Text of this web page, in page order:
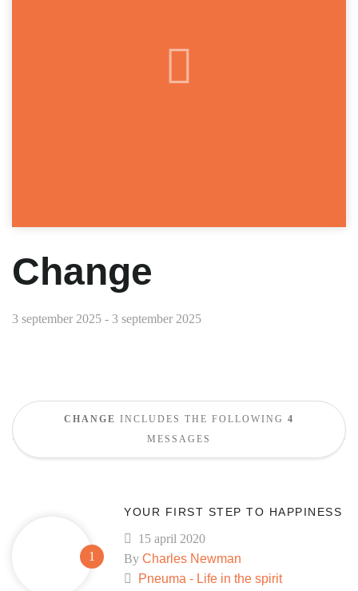
Change
3 september 2025 - 3 september 2025
CHANGE INCLUDES THE FOLLOWING 4
MESSAGES
YOUR FIRST STEP TO HAPPINESS
15 april 2020
By Charles Newman
Pneuma - Life in the spirit